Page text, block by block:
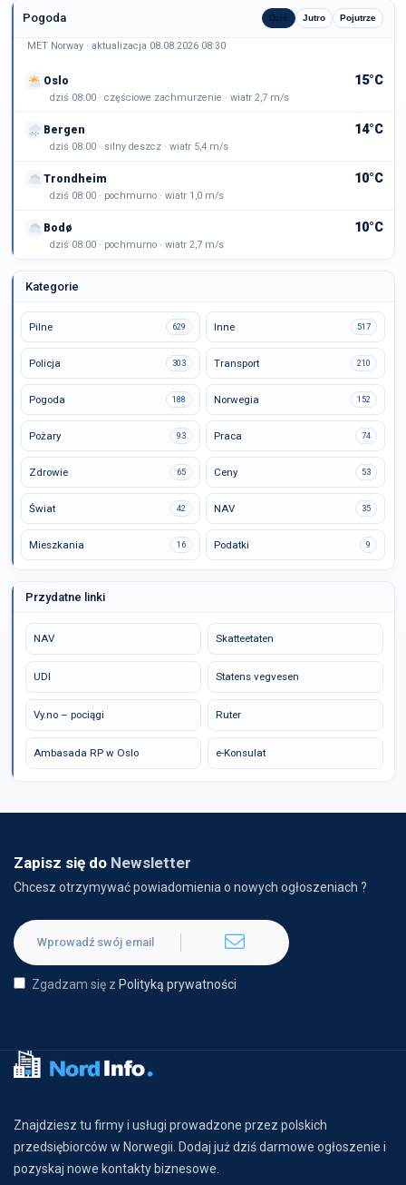
Pogoda Dziś Jutro Pojutrze
MET Norway · aktualizacja 08.08.2026 08:30
Oslo 15°C
dziś 08:00 · częściowe zachmurzenie · wiatr 2,7 m/s
Bergen 14°C
dziś 08:00 · silny deszcz · wiatr 5,4 m/s
Trondheim 10°C
dziś 08:00 · pochmurno · wiatr 1,0 m/s
Bodø 10°C
dziś 08:00 · pochmurno · wiatr 2,7 m/s
Kategorie
Pilne 629 Inne 517
Policja 303 Transport 210
Pogoda 188 Norwegia 152
Pożary 93 Praca 74
Zdrowie 65 Ceny 53
Świat 42 NAV 35
Mieszkania 16 Podatki 9
Przydatne linki
NAV Skatteetaten
UDI Statens vegvesen
Vy.no – pociągi Ruter
Ambasada RP w Oslo e-Konsulat
Zapisz się do Newsletter
Chcesz otrzymywać powiadomienia o nowych ogłoszeniach ?
Zgadzam się z Polityką prywatności
Znajdziesz tu firmy i usługi prowadzone przez polskich
przedsiębiorców w Norwegii. Dodaj już dziś darmowe ogłoszenie i
pozyskaj nowe kontakty biznesowe.